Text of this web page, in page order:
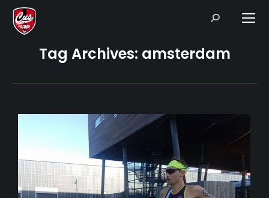
Search:
Tag Archives: amsterdam